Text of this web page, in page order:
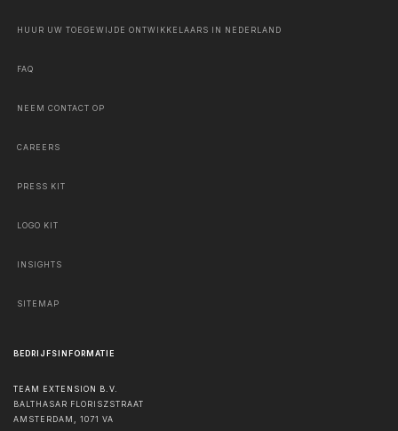
HUUR UW TOEGEWIJDE ONTWIKKELAARS IN NEDERLAND
FAQ
NEEM CONTACT OP
CAREERS
PRESS KIT
LOGO KIT
INSIGHTS
SITEMAP
BEDRIJFSINFORMATIE
TEAM EXTENSION B.V.
BALTHASAR FLORISZSTRAAT
AMSTERDAM
1071 VA